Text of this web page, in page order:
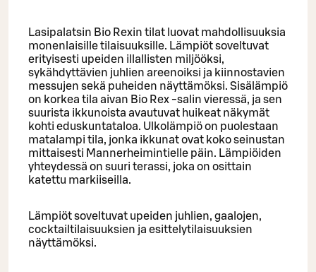
Lasipalatsin Bio Rexin tilat luovat mahdollisuuksia
monenlaisille tilaisuuksille. Lämpiöt soveltuvat
erityisesti upeiden illallisten miljööksi,
sykähdyttävien juhlien areenoiksi ja kiinnostavien
messujen sekä puheiden näyttämöksi. Sisälämpiö
on korkea tila aivan Bio Rex -salin vieressä, ja sen
suurista ikkunoista avautuvat huikeat näkymät
kohti eduskuntataloa. Ulkolämpiö on puolestaan
matalampi tila, jonka ikkunat ovat koko seinustan
mittaisesti Mannerheimintielle päin. Lämpiöiden
yhteydessä on suuri terassi, joka on osittain
katettu markiiseilla.
Lämpiöt soveltuvat upeiden juhlien, gaalojen,
cocktailtilaisuuksien ja esittelytilaisuuksien
näyttämöksi.